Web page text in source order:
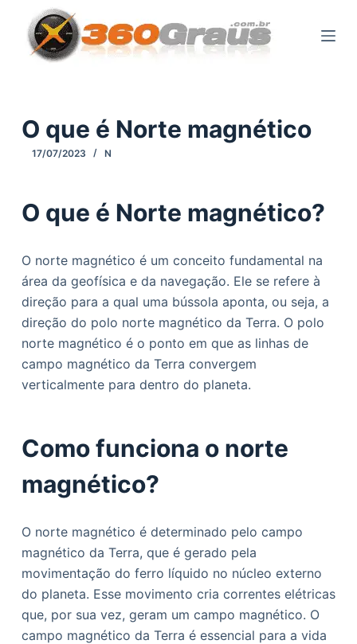
p
o
n
e
ú
d
o
O que é Norte magnético
17/07/2023 N
O que é Norte magnético?
O norte magnético é um conceito fundamental na
área da geofísica e da navegação. Ele se refere à
direção para a qual uma bússola aponta, ou seja, a
direção do polo norte magnético da Terra. O polo
norte magnético é o ponto em que as linhas de
campo magnético da Terra convergem
verticalmente para dentro do planeta.
Como funciona o norte
magnético?
O norte magnético é determinado pelo campo
magnético da Terra, que é gerado pela
movimentação do ferro líquido no núcleo externo
do planeta. Esse movimento cria correntes elétricas
que, por sua vez, geram um campo magnético. O
campo magnético da Terra é essencial para a vida